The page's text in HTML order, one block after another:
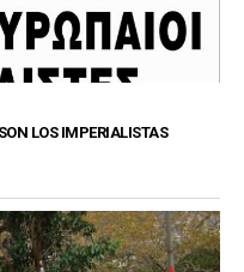
LOS IMPERIALISTAS